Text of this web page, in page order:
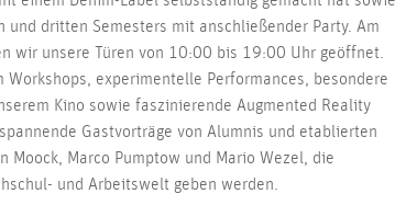
und dritten Semesters mit anschließender Party. Am
wir unsere Türen von 10:00 bis 19:00 Uhr geöffnet.
Workshops, experimentelle Performances, besondere
Kino sowie faszinierende Augmented Reality
Gastvorträge von Alumnis und etablierten
Moock, Marco Pumptow und Mario Wezel, die
und Arbeitswelt geben werden.